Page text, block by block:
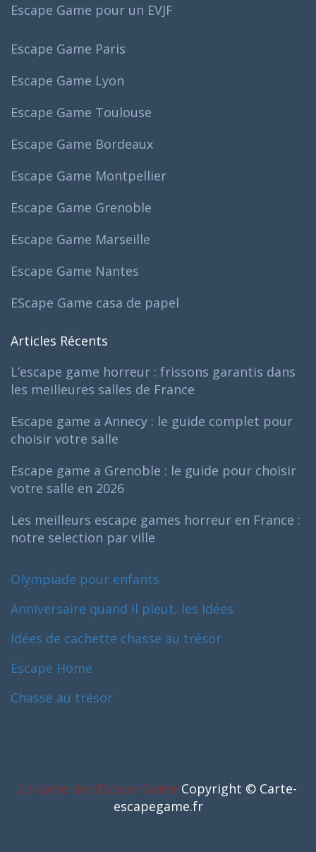
Escape Game pour un EVJF
Escape Game Paris
Escape Game Lyon
Escape Game Toulouse
Escape Game Bordeaux
Escape Game Montpellier
Escape Game Grenoble
Escape Game Marseille
Escape Game Nantes
EScape Game casa de papel
Articles Récents
L’escape game horreur : frissons garantis dans
les meilleures salles de France
Escape game a Annecy : le guide complet pour
choisir votre salle
Escape game a Grenoble : le guide pour choisir
votre salle en 2026
Les meilleurs escape games horreur en France :
notre selection par ville
Olympiade pour enfants
Anniversaire quand il pleut, les idées
Idées de cachette chasse au trésor
Escape Home
Chasse au trésor
La carte des Escape Game Copyright © Carte-
escapegame.fr